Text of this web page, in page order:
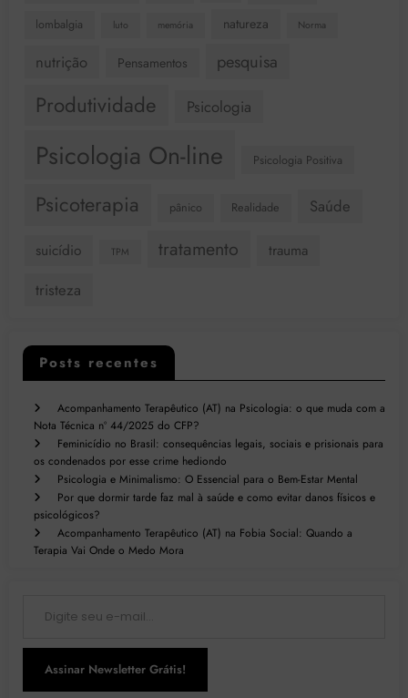
lombalgia luto memória natureza Norma
nutrição Pensamentos pesquisa
Produtividade Psicologia
Psicologia On-line Psicologia Positiva
Psicoterapia pânico Realidade Saúde
suicídio TPM tratamento trauma
tristeza
Posts recentes
Acompanhamento Terapêutico (AT) na Psicologia: o que muda com a
Nota Técnica nº 44/2025 do CFP?
Feminicídio no Brasil: consequências legais, sociais e prisionais para
os condenados por esse crime hediondo
Psicologia e Minimalismo: O Essencial para o Bem-Estar Mental
Por que dormir tarde faz mal à saúde e como evitar danos físicos e
psicológicos?
Acompanhamento Terapêutico (AT) na Fobia Social: Quando a
Terapia Vai Onde o Medo Mora
Assinar Newsletter Grátis!